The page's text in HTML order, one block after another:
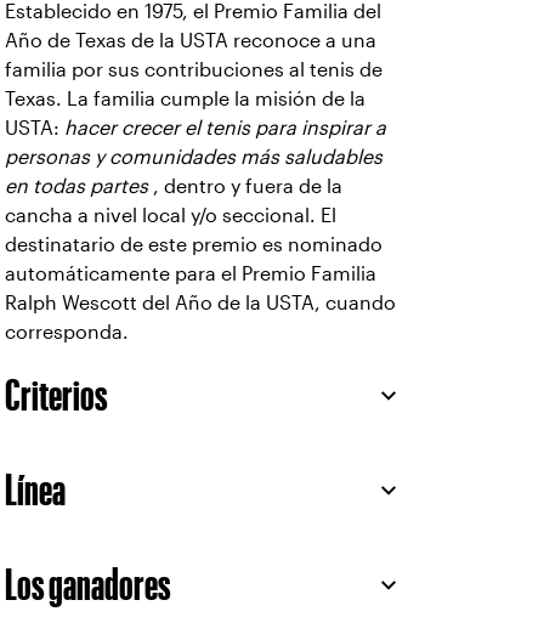
Establecido en 1975, el Premio Familia del
Año de Texas de la USTA reconoce a una
familia por sus contribuciones al tenis de
Texas. La familia cumple la misión de la
USTA: hacer crecer el tenis para inspirar a
personas y comunidades más saludables
en todas partes, dentro y fuera de la
cancha a nivel local y/o seccional. El
destinatario de este premio es nominado
automáticamente para el Premio Familia
Ralph Wescott del Año de la USTA, cuando
corresponda.
Criterios
Línea
Los ganadores